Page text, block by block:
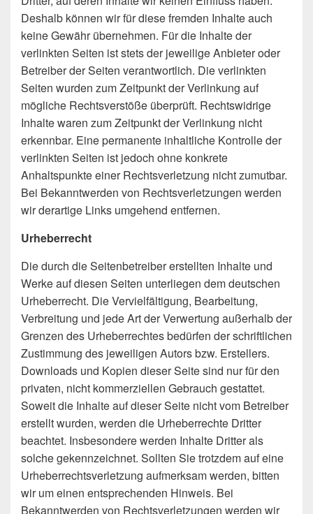
Deshalb können wir für diese fremden Inhalte auch
keine Gewähr übernehmen. Für die Inhalte der
verlinkten Seiten ist stets der jeweilige Anbieter oder
Betreiber der Seiten verantwortlich. Die verlinkten
Seiten wurden zum Zeitpunkt der Verlinkung auf
mögliche Rechtsverstöße überprüft. Rechtswidrige
Inhalte waren zum Zeitpunkt der Verlinkung nicht
erkennbar. Eine permanente inhaltliche Kontrolle der
verlinkten Seiten ist jedoch ohne konkrete
Anhaltspunkte einer Rechtsverletzung nicht zumutbar.
Bei Bekanntwerden von Rechtsverletzungen werden
wir derartige Links umgehend entfernen.
Urheberrecht
Die durch die Seitenbetreiber erstellten Inhalte und
Werke auf diesen Seiten unterliegen dem deutschen
Urheberrecht. Die Vervielfältigung, Bearbeitung,
Verbreitung und jede Art der Verwertung außerhalb der
Grenzen des Urheberrechtes bedürfen der schriftlichen
Zustimmung des jeweiligen Autors bzw. Erstellers.
Downloads und Kopien dieser Seite sind nur für den
privaten, nicht kommerziellen Gebrauch gestattet.
Soweit die Inhalte auf dieser Seite nicht vom Betreiber
erstellt wurden, werden die Urheberrechte Dritter
beachtet. Insbesondere werden Inhalte Dritter als
solche gekennzeichnet. Sollten Sie trotzdem auf eine
Urheberrechtsverletzung aufmerksam werden, bitten
wir um einen entsprechenden Hinweis. Bei
Bekanntwerden von Rechtsverletzungen werden wir